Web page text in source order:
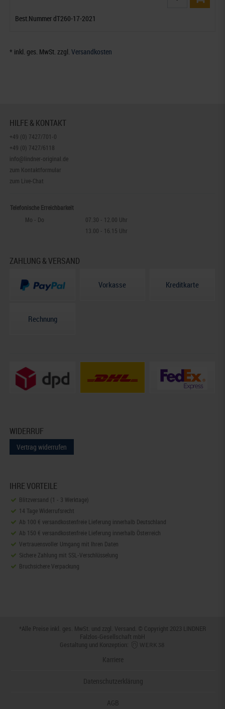
Best.Nummer dT260-17-2021
* inkl. ges. MwSt. zzgl.Versandkosten
HILFE & KONTAKT
+49 (0) 7427/701-0
+49 (0) 7427/6118
info@lindner-original.de
zum Kontaktformular
zum Live-Chat
Telefonische Erreichbarkeit
Mo - Do
07.30 - 12.00 Uhr
13.00 - 16.15 Uhr
ZAHLUNG & VERSAND
Vorkasse Kreditkarte
Rechnung
WIDERRUF
Vertrag widerrufen
IHRE VORTEILE
Blitzversand (1 - 3 Werktage)
14 Tage Widerrufsrecht
Ab 100 € versandkostenfreie Lieferung innerhalb Deutschland
Ab 150 € versandkostenfreie Lieferung innerhalb Österreich
Vertrauensvoller Umgang mit Ihren Daten
Sichere Zahlung mit SSL-Verschlüsselung
Bruchsichere Verpackung
*Alle Preise inkl. ges. MwSt. und zzgl. Versand . © Copyright 2023 LINDNER
Falzlos-Gesellschaft mbH
Gestaltung und Konzeption:
Karriere
Datenschutzerklärung
AGB